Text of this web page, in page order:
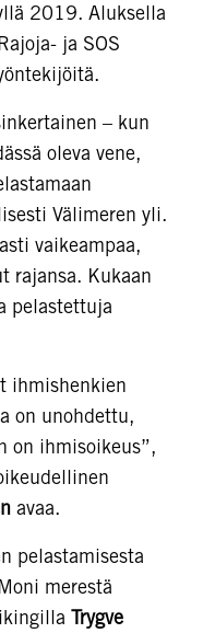
2019. Aluksella
ja SOS
– kun
oleva vene,
Välimeren yli.
vaikeampaa,
rajansa. Kukaan
pelastettuja
ihmishenkien
on unohdettu,
on ihmisoikeus”,
avaa.
pelastamisesta
merestä
Trygve